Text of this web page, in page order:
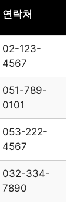
연락처
02-123-
4567
051-789-
0101
053-222-
4567
032-334-
7890